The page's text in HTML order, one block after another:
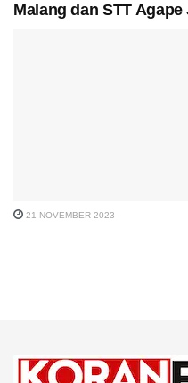
Malang dan STT
21 NOVEMBER 2023